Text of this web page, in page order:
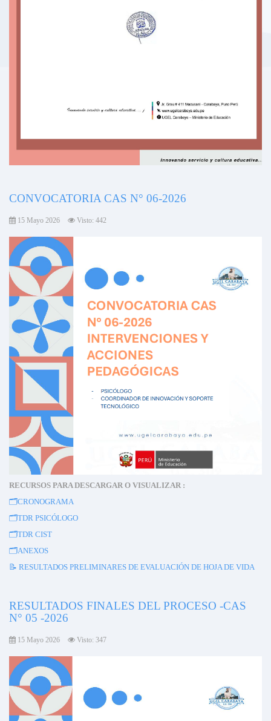
CONVOCATORIA CAS N° 06-2026
15 Mayo 2026 Visto: 442
RECURSOS PARA DESCARGAR O VISUALIZAR :
🗂️CRONOGRAMA
🗂️TDR PSICÓLOGO
🗂️TDR CIST
🗂️ANEXOS
📝 RESULTADOS PRELIMINARES DE EVALUACIÓN DE HOJA DE VIDA
RESULTADOS FINALES DEL PROCESO -CAS
N° 05 -2026
15 Mayo 2026 Visto: 347